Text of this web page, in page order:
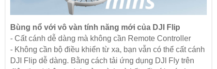
Bùng nổ với vô vàn tính năng mới của DJI Flip
- Cất cánh dễ dàng mà không cần Remote Controller
- Không cần bộ điều khiển từ xa, bạn vẫn có thể cất cánh
DJI Flip dễ dàng. Bằng cách tải ứng dụng DJI Fly trên